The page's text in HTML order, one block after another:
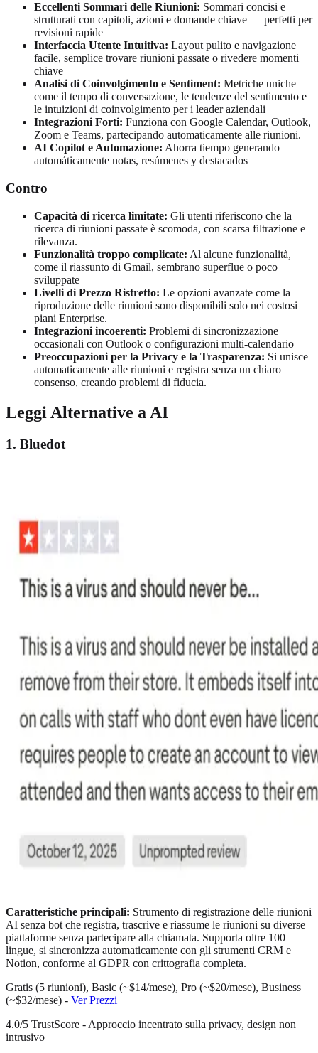
Eccellenti Sommari delle Riunioni: Sommari concisi e
strutturati con capitoli, azioni e domande chiave — perfetti per
revisioni rapide
Interfaccia Utente Intuitiva: Layout pulito e navigazione
facile, semplice trovare riunioni passate o rivedere momenti
chiave
Analisi di Coinvolgimento e Sentiment: Metriche uniche
come il tempo di conversazione, le tendenze del sentimento e
le intuizioni di coinvolgimento per i leader aziendali
Integrazioni Forti: Funziona con Google Calendar, Outlook,
Zoom e Teams, partecipando automaticamente alle riunioni.
AI Copilot e Automazione: Ahorra tiempo generando
automáticamente notas, resúmenes y destacados
Contro
Capacità di ricerca limitate: Gli utenti riferiscono che la
ricerca di riunioni passate è scomoda, con scarsa filtrazione e
rilevanza.
Funzionalità troppo complicate: Al alcune funzionalità,
come il riassunto di Gmail, sembrano superflue o poco
sviluppate
Livelli di Prezzo Ristretto: Le opzioni avanzate come la
riproduzione delle riunioni sono disponibili solo nei costosi
piani Enterprise.
Integrazioni incoerenti: Problemi di sincronizzazione
occasionali con Outlook o configurazioni multi-calendario
Preoccupazioni per la Privacy e la Trasparenza: Si unisce
automaticamente alle riunioni e registra senza un chiaro
consenso, creando problemi di fiducia.
Leggi Alternative a AI
1. Bluedot
Caratteristiche principali: Strumento di registrazione delle riunioni
AI senza bot che registra, trascrive e riassume le riunioni su diverse
piattaforme senza partecipare alla chiamata. Supporta oltre 100
lingue, si sincronizza automaticamente con gli strumenti CRM e
Notion, conforme al GDPR con crittografia completa.
Gratis (5 riunioni), Basic (~$14/mese), Pro (~$20/mese), Business
(~$32/mese) - Ver Prezzi
4.0/5 TrustScore - Approccio incentrato sulla privacy, design non
intrusivo